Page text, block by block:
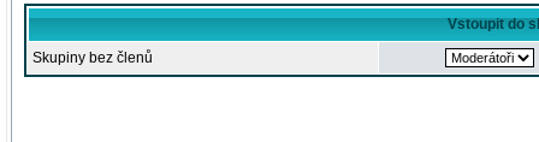
Vstoupit do
Skupiny bez členů